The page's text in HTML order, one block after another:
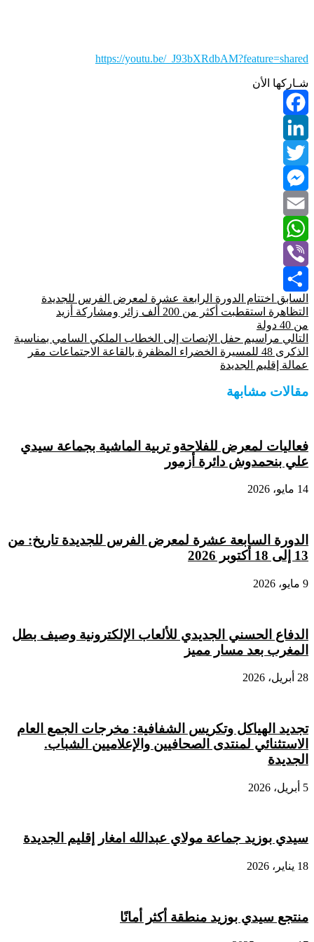
https://youtu.be/_J93bXRdbAM?feature=shared
شـاركها الأن
Facebook
LinkedIn
Twitter
Messenger
Email
WhatsApp
Viber
Share
السابق اختتام الدورة الرابعة عشرة لمعرض الفرس للجديدة
التظاهرة استقطبت أكثر من 200 ألف زائر ومشاركة أزيد
من 40 دولة
التالي مراسيم حفل الإنصات إلى الخطاب الملكي السامي بمناسبة
الذكرى 48 للمسيرة الخضراء المظفرة بالقاعة الاجتماعات مقر
عمالة إقليم الجديدة
مقالات مشابهة
فعاليات لمعرض للفلاحةو تربية الماشية بجماعة سيدي
علي بنحمدوش دائرة أزمور
14 مايو، 2026
الدورة السابعة عشرة لمعرض الفرس للجديدة تاريخ: من
13 إلى 18 أكتوبر 2026
9 مايو، 2026
الدفاع الحسني الجديدي للألعاب الإلكترونية وصيف بطل
المغرب بعد مسار مميز
28 أبريل، 2026
تجديد الهياكل وتكريس الشفافية: مخرجات الجمع العام
الاستثنائي لمنتدى الصحافيين والإعلاميين الشباب.
الجديدة
5 أبريل، 2026
سيدي بوزيد جماعة مولاي عبدالله امغار إقليم الجديدة
18 يناير، 2026
منتجع سيدي بوزيد منطقة أكثر أمانًا